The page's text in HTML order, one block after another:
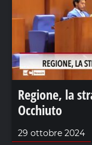
Regione, la
Occhiuto
29 ottobre 2024